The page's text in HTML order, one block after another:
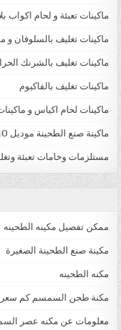
ماكينات تعبئة و لحام اكواب
ماكينات تغليف بالسلوفان و
ماكينات تغليف بالشرنك
ماكينات تغليف بالفاكيوم
ماكينات لحام اكياس و
ماكينة صنع الطحينة موديل 810
مستلزمات وخامات تعبئة
ممكن تفصيل مكينه الطحينه
مكينة صنع الطحينة الصغيرة
مكنه الطحينه
مكنة طحن السمسم كم
معلومات عن مكنه عصر